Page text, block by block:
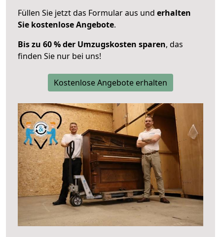
Füllen Sie jetzt das Formular aus und erhalten
Sie kostenlose Angebote.
Bis zu 60 % der Umzugskosten sparen, das
finden Sie nur bei uns!
Kostenlose Angebote erhalten